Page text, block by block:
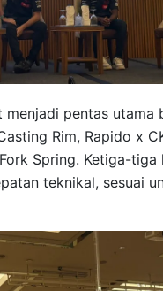
pentas utama
Rim, Rapido x
Spring. Ketiga-
teknikal, sesuai